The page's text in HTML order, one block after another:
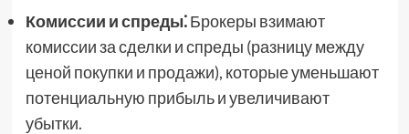
Комиссии и спреды⁚Брокеры взимают
комиссии за сделки и спреды (разницу между
ценой покупки и продажи), которые уменьшают
потенциальную прибыль и увеличивают
убытки.